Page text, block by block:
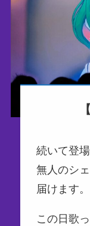
続いて登
無人のシ
届けます。
この日歌